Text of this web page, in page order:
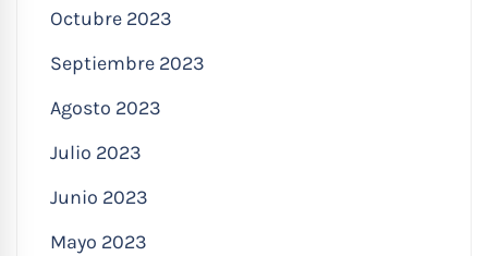
Octubre 2023
Septiembre 2023
Agosto 2023
Julio 2023
Junio 2023
Mayo 2023